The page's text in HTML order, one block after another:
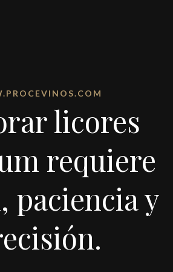
licores
requiere
paciencia y